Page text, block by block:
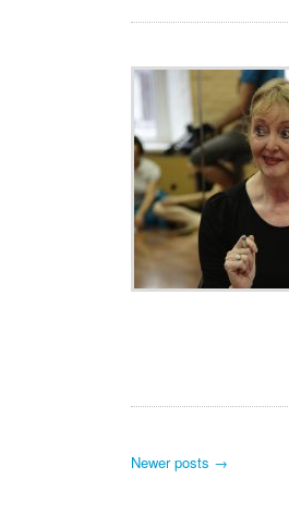
Newer posts →